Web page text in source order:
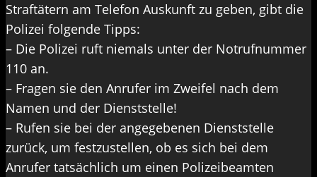
Straftätern am Telefon Auskunft zu geben, gibt die
Polizei folgende Tipps:
– Die Polizei ruft niemals unter der Notrufnummer
110 an.
– Fragen sie den Anrufer im Zweifel nach dem
Namen und der Dienststelle!
– Rufen sie bei der angegebenen Dienststelle
zurück, um festzustellen, ob es sich bei dem
Anrufer tatsächlich um einen Polizeibeamten